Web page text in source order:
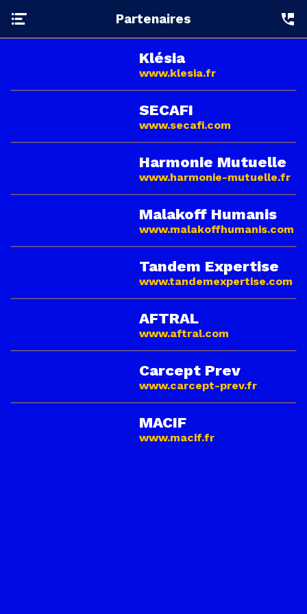
Partenaires
Klésia
www.klesia.fr
SECAFI
www.secafi.com
Harmonie Mutuelle
www.harmonie-mutuelle.fr
Malakoff Humanis
www.malakoffhumanis.com
Tandem Expertise
www.tandemexpertise.com
AFTRAL
www.aftral.com
Carcept Prev
www.carcept-prev.fr
MACIF
www.macif.fr